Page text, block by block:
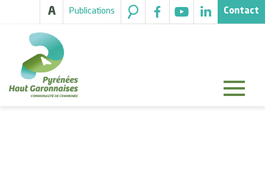
A Publications Contact